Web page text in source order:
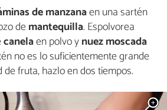
demanzanaen una sartén
demantequilla. Espolvorea
canelaen polvo ynuez moscada
no es lo suficientemente grande
fruta, hazlo en dos tiempos.